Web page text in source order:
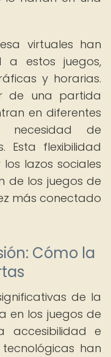
virtuales han
a estos juegos,
y horarias.
de una partida
en diferentes
necesidad de
Esta flexibilidad
lazos sociales
de los juegos de
más conectado
Cómo la
de la
en los juegos de
accesibilidad e
tecnológicas han